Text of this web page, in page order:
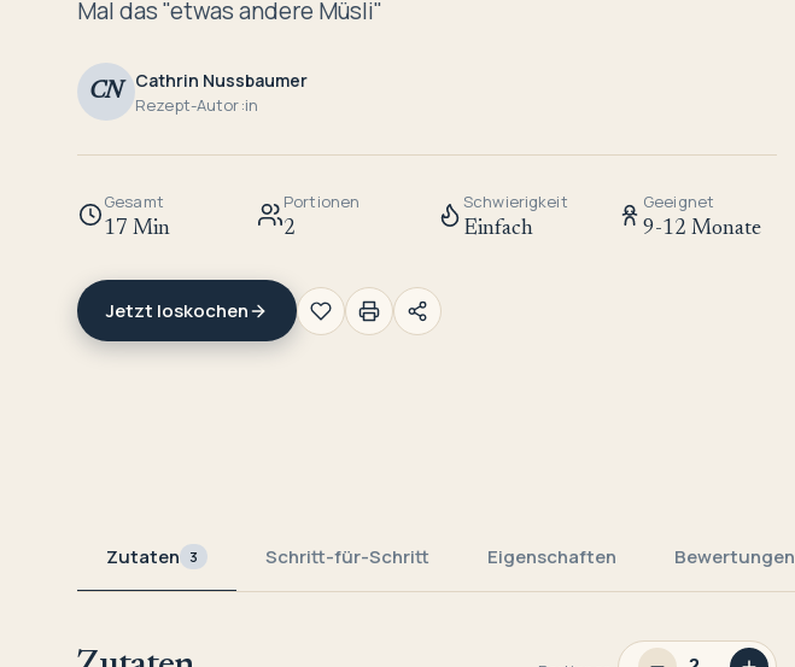
Mal das "etwas andere Müsli"
CN Cathrin Nussbaumer
Rezept-Autor:in
Gesamt
17 Min
Portionen
2
Schwierigkeit
Einfach
Geeignet
9-12 Monate
Jetzt loskochen
Zutaten 3 Schritt-für-Schritt Eigenschaften Bewertungen